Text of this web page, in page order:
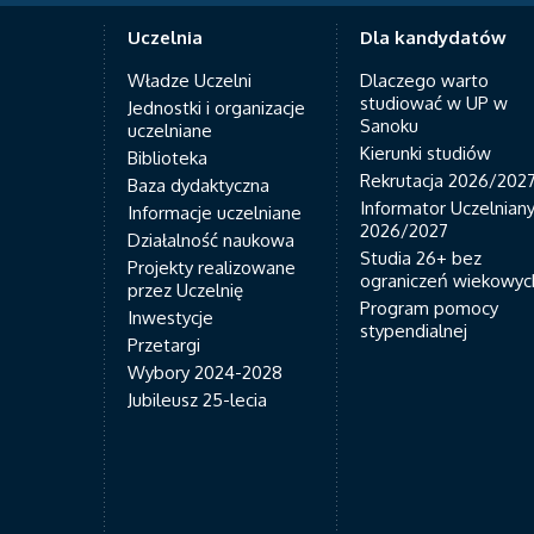
Uczelnia
Władze Uczelni
Jednostki i organizacje
uczelniane
Biblioteka
Baza dydaktyczna
Informacje uczelniane
Działalność naukowa
Projekty realizowane
przez Uczelnię
Inwestycje
Przetargi
Wybory 2024-2028
Jubileusz 25-lecia
Dla kandydatów
Dlaczego warto
studiować w UP w
Sanoku
Kierunki studiów
Rekrutacja 2026/2027
Informator Uczelniany
2026/2027
Studia 26+ bez
ograniczeń
Program pomocy
stypendialnej